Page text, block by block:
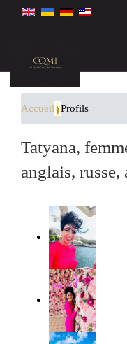
Accueil Profils
Tatyana,
anglais,